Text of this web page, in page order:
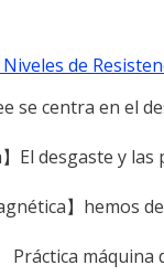
de
se centra en el
】El desgaste y
】
Práctica